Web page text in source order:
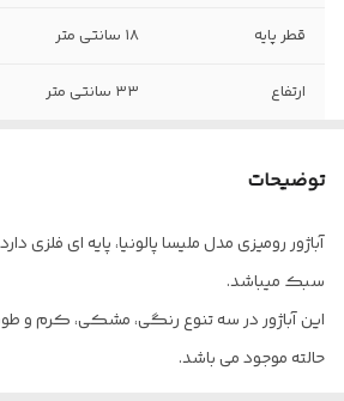
قطر پایه ۱۸ سانتی متر
ارتفاع ۳۳ سانتی متر
توضیحات
آباژور رومیزی مدل ملیسا پالونیا، پایه ای
سبک میباشد.
این آباژور در سه تنوع رنگی، مشکی، کرم و
حالته موجود می باشد.